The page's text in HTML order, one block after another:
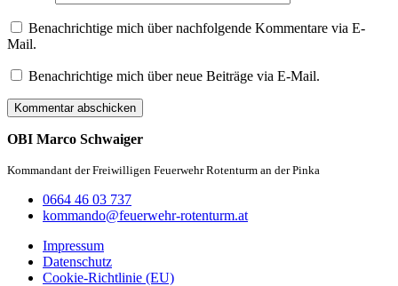
Benachrichtige mich über nachfolgende Kommentare via E-
Mail.
Benachrichtige mich über neue Beiträge via E-Mail.
OBI Marco Schwaiger
Kommandant der Freiwilligen Feuerwehr Rotenturm an der Pinka
0664 46 03 737
kommando@feuerwehr-rotenturm.at
Impressum
Datenschutz
Cookie-Richtlinie (EU)